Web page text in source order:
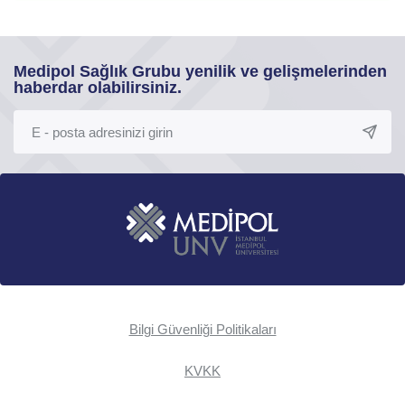
Medipol Sağlık Grubu yenilik ve gelişmelerinden
haberdar olabilirsiniz.
Bilgi Güvenliği Politikaları
KVKK